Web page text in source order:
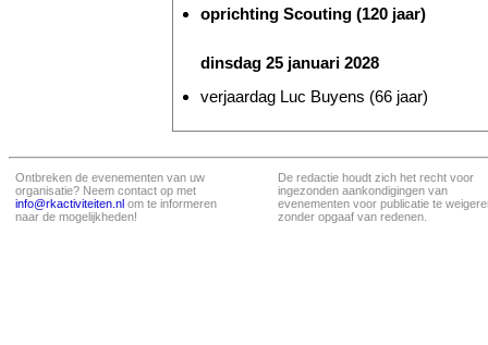
oprichting Scouting (120 jaar)
dinsdag 25 januari 2028
verjaardag Luc Buyens (66 jaar)
Ontbreken de evenementen van uw
organisatie? Neem contact op met
info@rkactiviteiten.nl om te informeren
naar de mogelijkheden!
De redactie houdt zich het recht voor
ingezonden aankondigingen van
evenementen voor publicatie te
zonder opgaaf van redenen.